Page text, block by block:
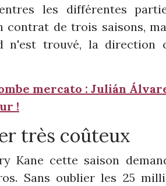
les différentes
contrat de trois saisons,
n'est trouvé, la direction
mercato : Julián
!
très coûteux
Kane cette saison
Sans oublier les 25